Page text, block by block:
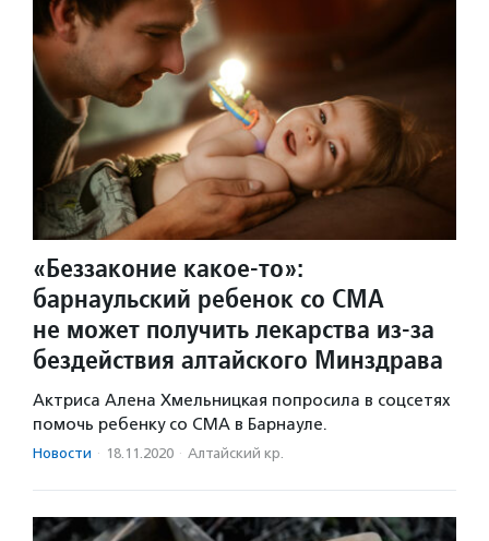
«Беззаконие какое-то»:
барнаульский ребенок со СМА
не может получить лекарства из-за
бездействия алтайского Минздрава
Актриса Алена Хмельницкая попросила в соцсетях
помочь ребенку со СМА в Барнауле.
Новости · 18.11.2020 · Алтайский кр.